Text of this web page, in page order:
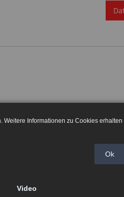
Informationen zu Cookies
Ok
Video